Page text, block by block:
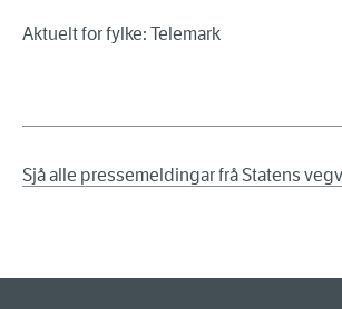
Aktuelt for fylke: Telemark
Sjå alle pressemeldingar frå Statens